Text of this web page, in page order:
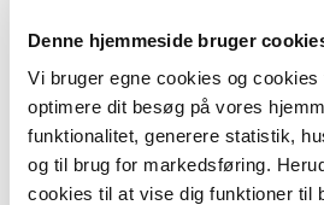
Denne hjemmeside bruger
Vi bruger egne cookies og
optimere dit besøg på vores
funktionalitet, generere statistik,
og til brug for markedsføring.
cookies til at vise dig funktioner til
FORMAT
Flergangsbog
ISBN
9788723573094